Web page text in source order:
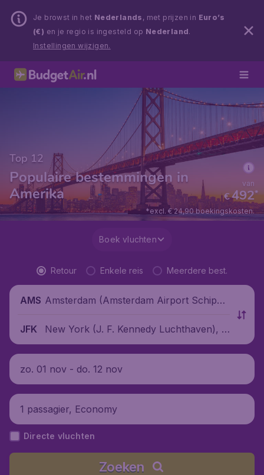
Je browst in het Nederlands , met prijzen in Euro’s
(€) en je regio is ingesteld op Nederland.
Instellingen wijzigen.
Top 12
Populaire bestemmingen in
Amerika
€492*
van
*excl. € 24,90 boekingskosten.
Boek vluchten
Retour Enkele reis Meerdere best.
AMS Amsterdam (Amsterdam Airport Schipho
JFK
New York (J. F. Kennedy Luchthaven), V
erenigde Staten
zo. 01 nov - do. 12 nov
1 passagier, Economy
Directe vluchten
Zoeken